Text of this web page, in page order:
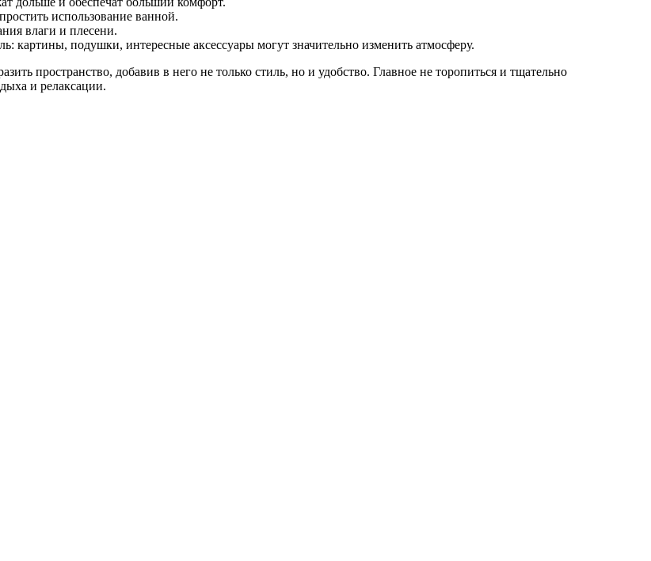
использование ванной.
влаги и плесени.
картины, подушки, интересные аксессуары могут значительно изменить атмосферу.
пространство, добавив в него не только стиль, но и удобство. Главное не торопиться и тщательно
и релаксации.